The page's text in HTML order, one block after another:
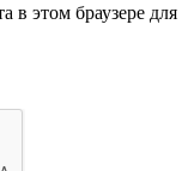
в этом браузере для